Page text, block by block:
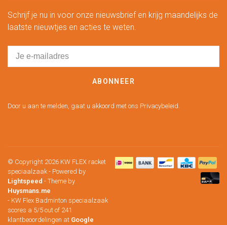
Schrijf je nu in voor onze nieuwsbrief en krijg maandelijks de
laatste nieuwtjes en acties te weten.
ABONNEER
Door u aan te melden, gaat u akkoord met ons Privacybeleid.
© Copyright 2026 KW FLEX racket
speciaalzaak - Powered by
Lightspeed - Theme by
Huysmans.me
- KW Flex Badminton speciaalzaak
scores a 5/5 out of 241
klantbeoordelingen at Google